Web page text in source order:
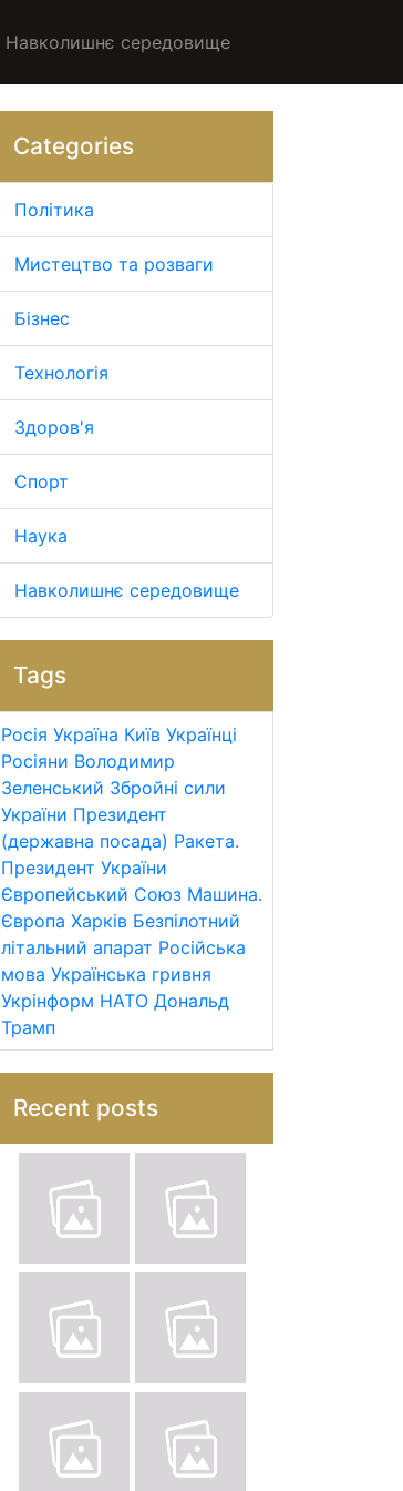
Навколишнє середовище
Categories
Політика
Мистецтво та розваги
Бізнес
Технологія
Здоров'я
Спорт
Наука
Навколишнє середовище
Tags
Росія Україна Київ Українці
Росіяни Володимир
Зеленський Збройні сили
України Президент
(державна посада) Ракета.
Президент України
Європейський Союз Машина.
Європа Харків Безпілотний
літальний апарат Російська
мова Українська гривня
Укрінформ НАТО Дональд
Трамп
Recent posts